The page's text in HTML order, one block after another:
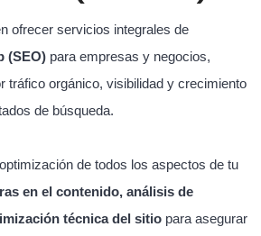
ofrecer servicios integrales de
(SEO) para empresas y negocios,
tráfico orgánico, visibilidad y crecimiento
de búsqueda.
de todos los aspectos de tu
en el contenido, análisis de
técnica del sitio para asegurar